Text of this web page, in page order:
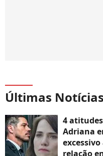
Últimas Notícias
4
Adriana
relação